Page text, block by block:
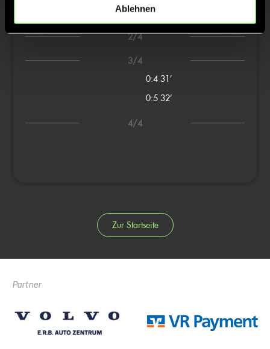
Ablehnen
0:3
2/4
3/4
0:4 31’
0:5 32’
4/4
Zur Startseite
Partner